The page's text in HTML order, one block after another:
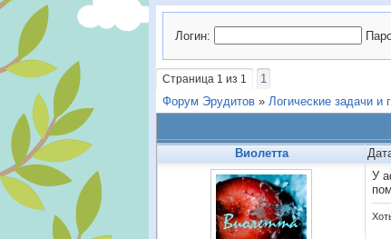
Логин:
Страница 1 из 1
1
Форум Эрудитов » Логические задачи и
Виолетта
У